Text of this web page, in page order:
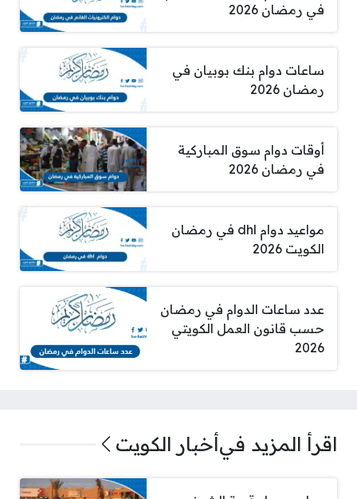
في رمضان 2026
ساعات دوام بنك بوبيان في
رمضان 2026
أوقات دوام سوق المباركية
في رمضان 2026
مواعيد دوام dhl في رمضان
الكويت 2026
عدد ساعات الدوام في رمضان
حسب قانون العمل الكويتي
2026
اقرأ المزيد فيأخبار الكويت